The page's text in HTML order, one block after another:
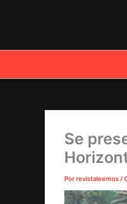
Se
Porrevistaleemos /